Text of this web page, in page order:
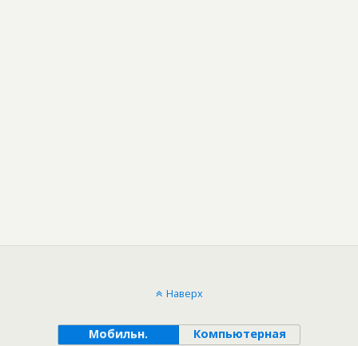
Наверх
Мобильн. Компьютерная